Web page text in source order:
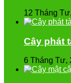
12 Tháng
Cây phát
6 Tháng Tư,